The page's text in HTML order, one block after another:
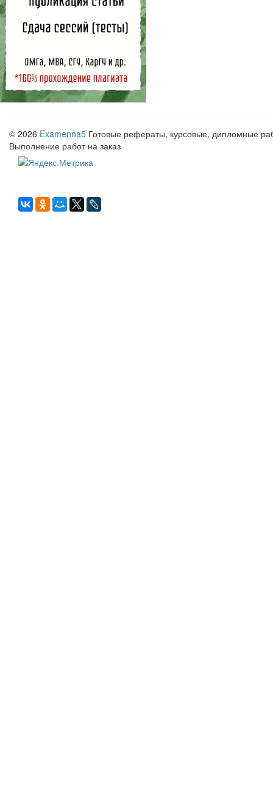
© 2026 Examenna5 Готовые рефераты, курсовые, дипломные
Выполнение работ на заказ